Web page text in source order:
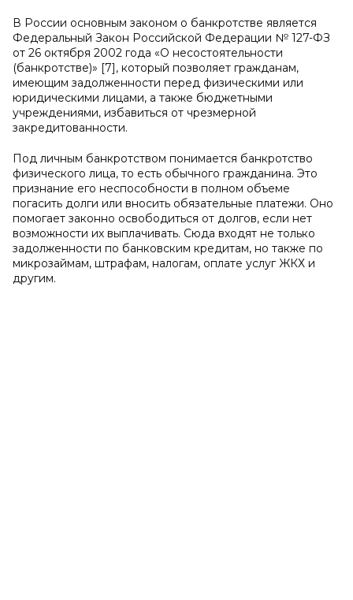
В России основным законом о банкротстве является
Федеральный Закон Российской Федерации № 127-ФЗ
от 26 октября 2002 года «О несостоятельности
(банкротстве)» [7], который позволяет гражданам,
имеющим задолженности перед физическими или
юридическими лицами, а также бюджетными
учреждениями, избавиться от чрезмерной
закредитованности.
Под личным банкротством понимается банкротство
физического лица, то есть обычного гражданина. Это
признание его неспособности в полном объеме
погасить долги или вносить обязательные платежи. Оно
помогает законно освободиться от долгов, если нет
возможности их выплачивать. Сюда входят не только
задолженности по банковским кредитам, но также по
микрозаймам, штрафам, налогам, оплате услуг ЖКХ и
другим.